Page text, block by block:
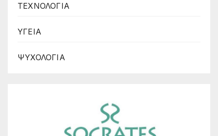
ΤΕΧΝΟΛΟΓΙΑ
ΥΓΕΙΑ
ΨΥΧΟΛΟΓΙΑ